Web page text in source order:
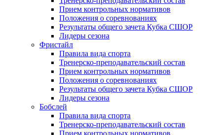
Прием контрольных нормативов
Положения о соревнованиях
Результаты общего зачета Кубка СШОР
Лидеры сезона
Фристайл
Правила вида спорта
Тренерско-преподавательский состав
Прием контрольных нормативов
Положения о соревнованиях
Результаты общего зачета Кубка СШОР
Лидеры сезона
Бобслей
Правила вида спорта
Тренерско-преподавательский состав
Прием контрольных нормативов